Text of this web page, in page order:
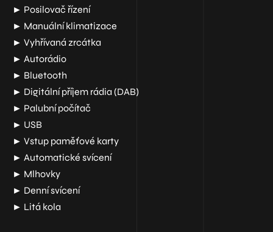
► Posilovač řízení
► Manuální klimatizace
► Vyhřívaná zrcátka
► Autorádio
► Bluetooth
► Digitální příjem rádia (DAB)
► Palubní počítač
► USB
► Vstup paměťové karty
► Automatické svícení
► Mlhovky
► Denní svícení
► Litá kola